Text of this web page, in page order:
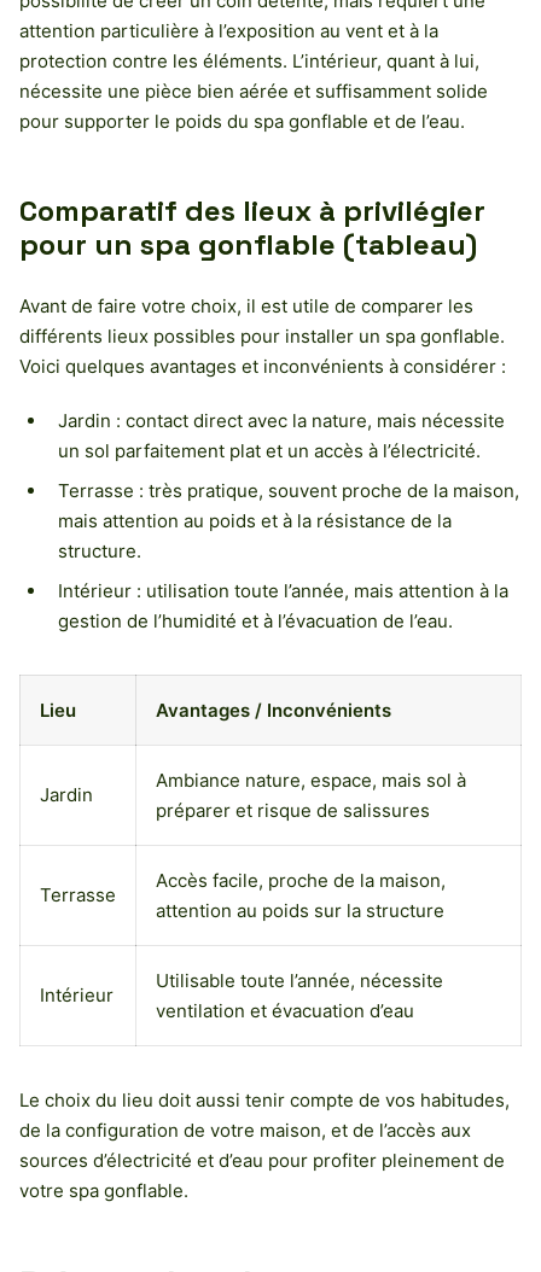
attention particulière à l’exposition au vent et à la
protection contre les éléments. L’intérieur, quant à lui,
nécessite une pièce bien aérée et suffisamment solide
pour supporter le poids du spa gonflable et de l’eau.
Comparatif des lieux à privilégier
pour un spa gonflable (tableau)
Avant de faire votre choix, il est utile de comparer les
différents lieux possibles pour installer un spa gonflable.
Voici quelques avantages et inconvénients à considérer :
Jardin : contact direct avec la nature, mais nécessite
un sol parfaitement plat et un accès à l’électricité.
Terrasse : très pratique, souvent proche de la maison,
mais attention au poids et à la résistance de la
structure.
Intérieur : utilisation toute l’année, mais attention à la
gestion de l’humidité et à l’évacuation de l’eau.
Lieu Avantages / Inconvénients
Jardin
Ambiance nature, espace, mais sol à
préparer et risque de salissures
Terrasse
Accès facile, proche de la maison,
attention au poids sur la structure
Intérieur
Utilisable toute l’année, nécessite
ventilation et évacuation d’eau
Le choix du lieu doit aussi tenir compte de vos habitudes,
de la configuration de votre maison, et de l’accès aux
sources d’électricité et d’eau pour profiter pleinement de
votre spa gonflable.